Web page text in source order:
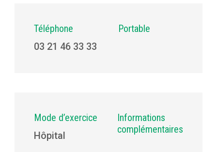
Téléphone
03 21 46 33 33
Portable
Mode d’exercice
Hôpital
Informations
complémentaires